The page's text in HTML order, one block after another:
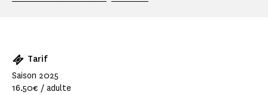
Tarif
Saison 2025
16.50€ / adulte